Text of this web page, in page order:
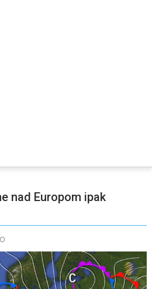
nad Europom ipak